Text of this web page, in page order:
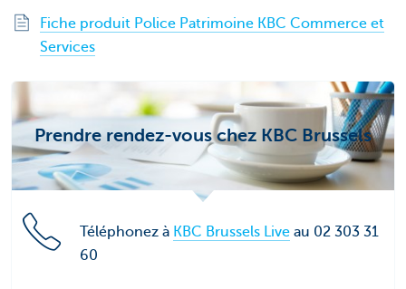
Fiche produit Police Patrimoine KBC Commerce et
Services
Prendre rendez-vous chez KBC Brussels
Téléphonez à KBC Brussels Live au 02 303 31
60